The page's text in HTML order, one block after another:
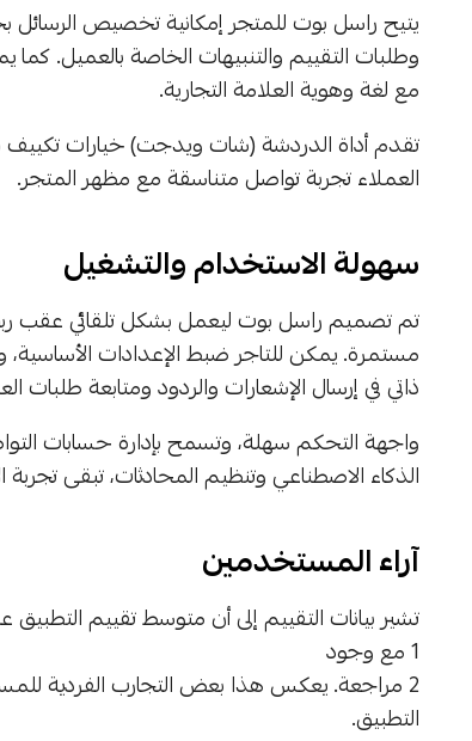
يتيح راسل بوت للمتجر إمكانية تخصيص الرسائل
وطلبات التقييم والتنبيهات الخاصة بالعميل.
مع لغة وهوية العلامة التجارية.
تقدم أداة الدردشة (شات ويدجت) خيارات
العملاء تجربة تواصل متناسقة مع مظهر المتجر.
سهولة الاستخدام والتشغيل
تم تصميم راسل بوت ليعمل بشكل تلقائي عقب
مستمرة. يمكن للتاجر ضبط الإعدادات
ذاتي في إرسال الإشعارات والردود ومتابعة طلبات
واجهة التحكم سهلة، وتسمح بإدارة حسابات
الذكاء الاصطناعي وتنظيم المحادثات، تبقى
آراء المستخدمين
تشير بيانات التقييم إلى أن متوسط تقييم
1 مع وجود
2 مراجعة. يعكس هذا بعض التجارب الفردية
التطبيق.